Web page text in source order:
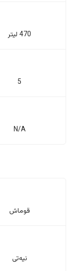
470 لیتر
5
N/A
قوماش
نیەتی